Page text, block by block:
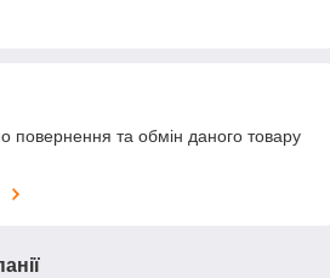
повернення та обмін даного товару